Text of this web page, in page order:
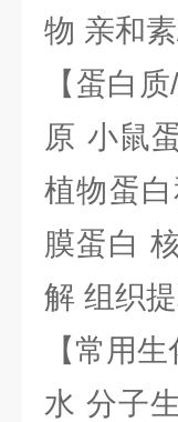
物 亲和
【蛋白
原 小鼠
植物蛋
膜蛋白
解 组织
【常用
水 分子